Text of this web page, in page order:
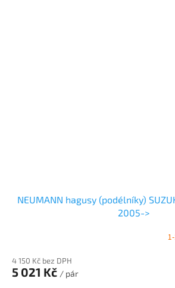
NEUMANN hagusy (podélníky)
2005->
4 150 Kč bez DPH
5 021 Kč / pár